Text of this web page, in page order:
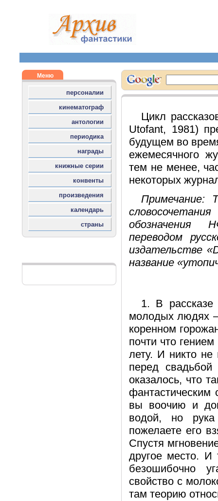
Цикл
Utofant, 1981)
будущем во
ежемесячного
тем не менее,
некоторых
Примечание:
обозначения
переводом
издательстве
название
1. В рассказе
молодых людях
коренном
почти что
лету. И никто не
перед
оказалось, что
вы воочию и
водой, но
пожелаете его
Спустя
другое место. И
безошибочно
свойство с
там теорию